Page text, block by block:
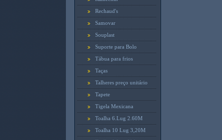
Rechaud's
Samovar
Souplast
Suporte para Bolo
Tábua para frios
Taças
Talheres preço unitário
Tapete
Tigela Mexicana
Toalha 6.Lug 2.60M
Toalha 10 Lug 3,20M